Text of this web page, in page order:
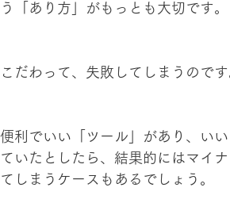
あり方」がもっとも大切です。
わって、失敗してしまうのです
利でいい「ツール」があり、い
いたとしたら、結果的にはマイナ
しまうケースもあるでしょう。